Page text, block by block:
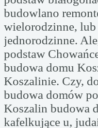
budowlano
wielorodzinne,
jednorodzinne.
podstaw
budowa domu
Koszalinie. Czy,
budowa domów
Koszalin budowa
kafelkujące u,